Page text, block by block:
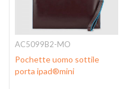
AC5099B2-MO
Pochette uomo sottile
porta ipad®mini